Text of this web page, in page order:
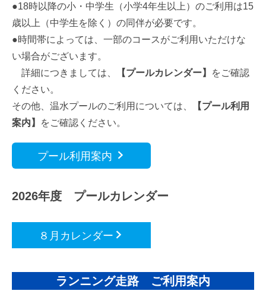
●18時以降の小・中学生（小学4年生以上）のご利用は15
歳以上（中学生を除く）の同伴が必要です。
●時間帯によっては、一部のコースがご利用いただけな
い場合がございます。
詳細につきましては、
【プールカレンダー】
をご確認
ください。
その他、温水プールのご利用については、
【プール利用
案内】
をご確認ください。
プール利用案内
2026年度 プールカレンダー
８月カレンダー
ランニング走路 ご利用案内